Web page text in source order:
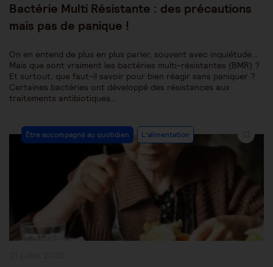
Bactérie Multi Résistante : des précautions
mais pas de panique !
On en entend de plus en plus parler, souvent avec inquiétude…
Mais que sont vraiment les bactéries multi-résistantes (BMR) ?
Et surtout, que faut-il savoir pour bien réagir sans paniquer ?
Certaines bactéries ont développé des résistances aux
traitements antibiotiques…
Post
Category:
Être accompagné au quotidien L'alimentation